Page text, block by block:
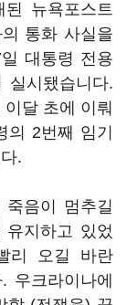
된 뉴욕포스트
통화 사실을
대통령 전용
실시됐습니다.
달 초에 이뤄
2번째 임기
.
음이 멈추길
지하고 있었
리 오길 바란
우크라이나에